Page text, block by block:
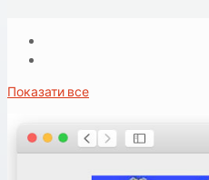
Показати все